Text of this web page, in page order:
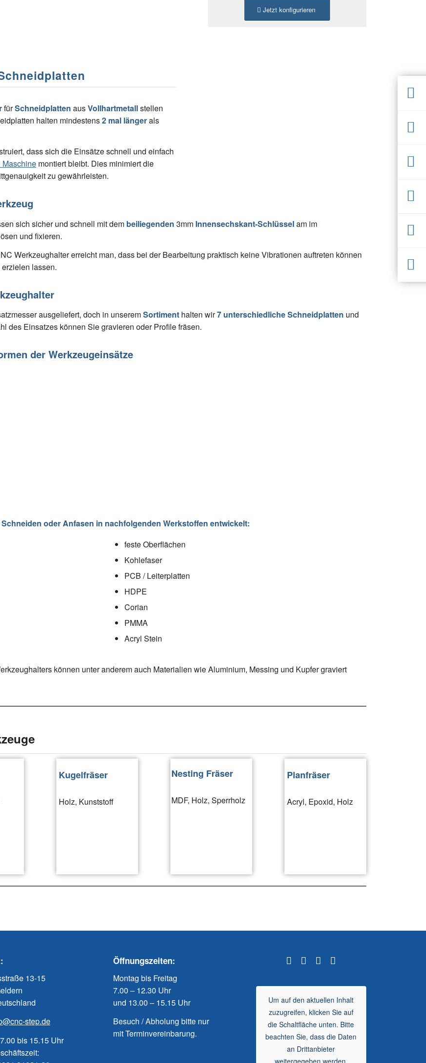
Jetzt konfigurieren
fürSchneidplatten ausVollhartmetallstellen
halten mindestens2 mal längerals
dass sich die Einsätze schnell und einfach
Maschine montiert bleibt. Dies minimiert die
zu gewährleisten.
sich sicher und schnell mit dem beiliegenden 3mm Innensechskant-Schlüsselam im
und fixieren.
Werkzeughalter erreicht man, dass bei der Bearbeitung praktisch keine Vibrationen auftreten können
lassen.
ausgeliefert, doch in unseremSortiment halten wir7 unterschiedliche Schneidplatten und
des Einsatzes können Sie gravieren oder Profile fräsen.
der Werkzeugeinsätze
oder Anfasen in nachfolgenden Werkstoffen entwickelt:
feste Oberflächen
Kohlefaser
PCB / Leiterplatten
HDPE
Corian
PMMA
Acryl Stein
können unter anderem auch Materialien wie Aluminium, Messing und Kupfer graviert
Kugelfräser
Holz, Kunststoff
Nesting Fräser
MDF, Holz, Sperrholz
Planfräser
Acryl, Epoxid, Holz
13-15
step.de
7.00 bis 15.15 Uhr
Öffnungszeiten:
Montag bis Freitag
7.00 – 12.30 Uhr
und 13.00 – 15.15 Uhr
Besuch / Abholung bitte nur
mit Terminvereinbarung.
Um auf den aktuellen Inhalt
zuzugreifen, klicken Sie auf
die Schaltfläche unten. Bitte
beachten Sie, dass die Daten
an Drittanbieter
weitergegeben werden.